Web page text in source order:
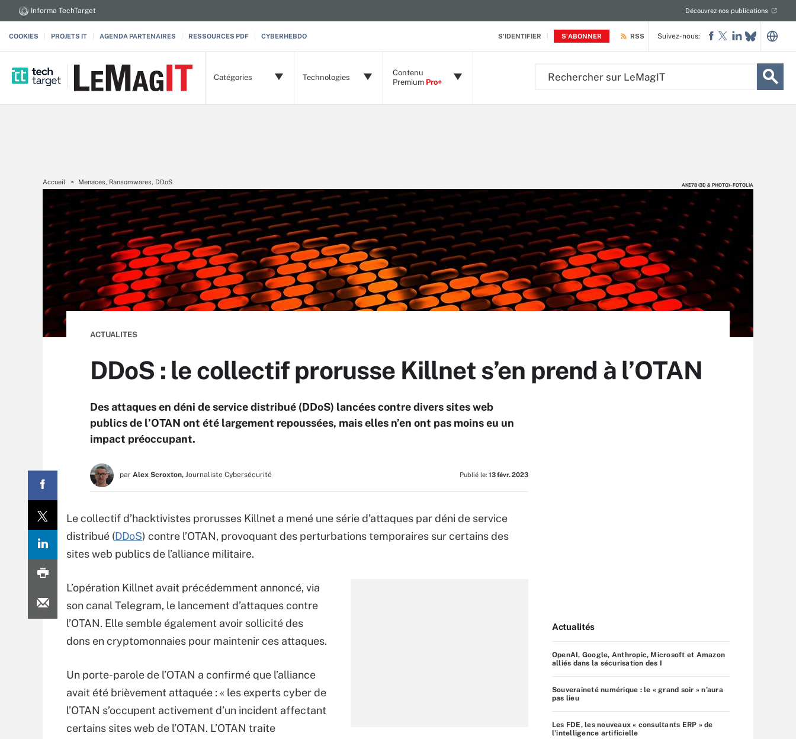
S'IDENTIFIER S'ABONNER
Informa TechTarget Découvrez nos publications
COOKIES PROJETS IT AGENDA PARTENAIRES RESSOURCES PDF CYBERHEBDO RSS
Catégories Technologies
Contenu
Premium Pro+
Suivez-nous:
Accueil Menaces, Ransomwares, DDoS AKE78 (3D & PHOTO) - FOTOLIA
AKE78 (3D & PHOTO) - FOTOLIA
ACTUALITES
DDoS : le collectif prorusse Killnet s’en prend à l’OTAN
Des attaques en déni de service distribué (DDoS) lancées contre divers sites web
publics de l’OTAN ont été largement repoussées, mais elles n’en ont pas moins eu un
impact préoccupant.
par Alex Scroxton, Journaliste Cybersécurité Publié le: 13 févr. 2023
Le collectif d’hacktivistes prorusses Killnet a mené une série d’attaques par déni de service
distribué (DDoS) contre l’OTAN, provoquant des perturbations temporaires sur certains des
sites web publics de l’alliance militaire.
L’opération Killnet avait précédemment annoncé, via
son canal Telegram, le lancement d’attaques contre
l’OTAN. Elle semble également avoir sollicité des
dons en cryptomonnaies pour maintenir ces attaques.
Un porte-parole de l’OTAN a confirmé que l’alliance
avait été brièvement attaquée : « les experts cyber de
l’OTAN s’occupent activement d’un incident affectant
certains sites web de l’OTAN. L’OTAN traite
Actualités
OpenAI, Google, Anthropic, Microsoft et Amazon
alliés dans la sécurisation des I
Souveraineté numérique : le « grand soir » n’aura
pas lieu
Les FDE, les nouveaux « consultants ERP » de
l’intelligence artificielle